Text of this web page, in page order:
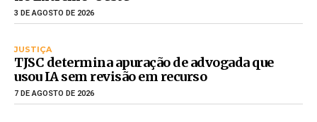
3 DE AGOSTO DE 2026
JUSTIÇA
TJSC determina apuração de advogada que
usou IA sem revisão em recurso
7 DE AGOSTO DE 2026